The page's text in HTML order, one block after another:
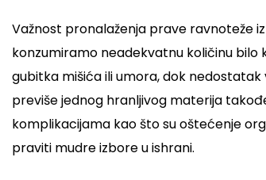
Važnost pronalaženja prave ravnoteže
konzumiramo neadekvatnu količinu bilo
gubitka mišića ili umora, dok
previše jednog hranljivog materija
komplikacijama kao što su oštećenje
praviti mudre izbore u ishrani.